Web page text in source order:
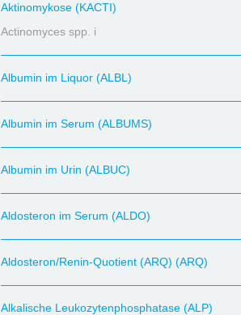
Aktinomykose (KACTI)
Actinomyces spp. i
Albumin im Liquor (ALBL)
Albumin im Serum (ALBUMS)
Albumin im Urin (ALBUC)
Aldosteron im Serum (ALDO)
Aldosteron/Renin-Quotient (ARQ) (ARQ)
Alkalische Leukozytenphosphatase (ALP)